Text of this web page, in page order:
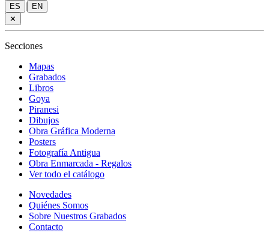
ES |
EN
✕
Secciones
Mapas
Grabados
Libros
Goya
Piranesi
Dibujos
Obra Gráfica Moderna
Posters
Fotografía Antigua
Obra Enmarcada - Regalos
Ver todo el catálogo
Novedades
Quiénes Somos
Sobre Nuestros Grabados
Contacto